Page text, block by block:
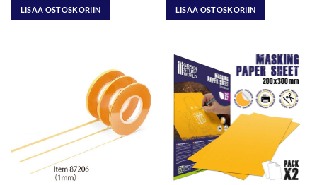
LISÄÄ OSTOSKORIIN LISÄÄ OSTOSKORIIN